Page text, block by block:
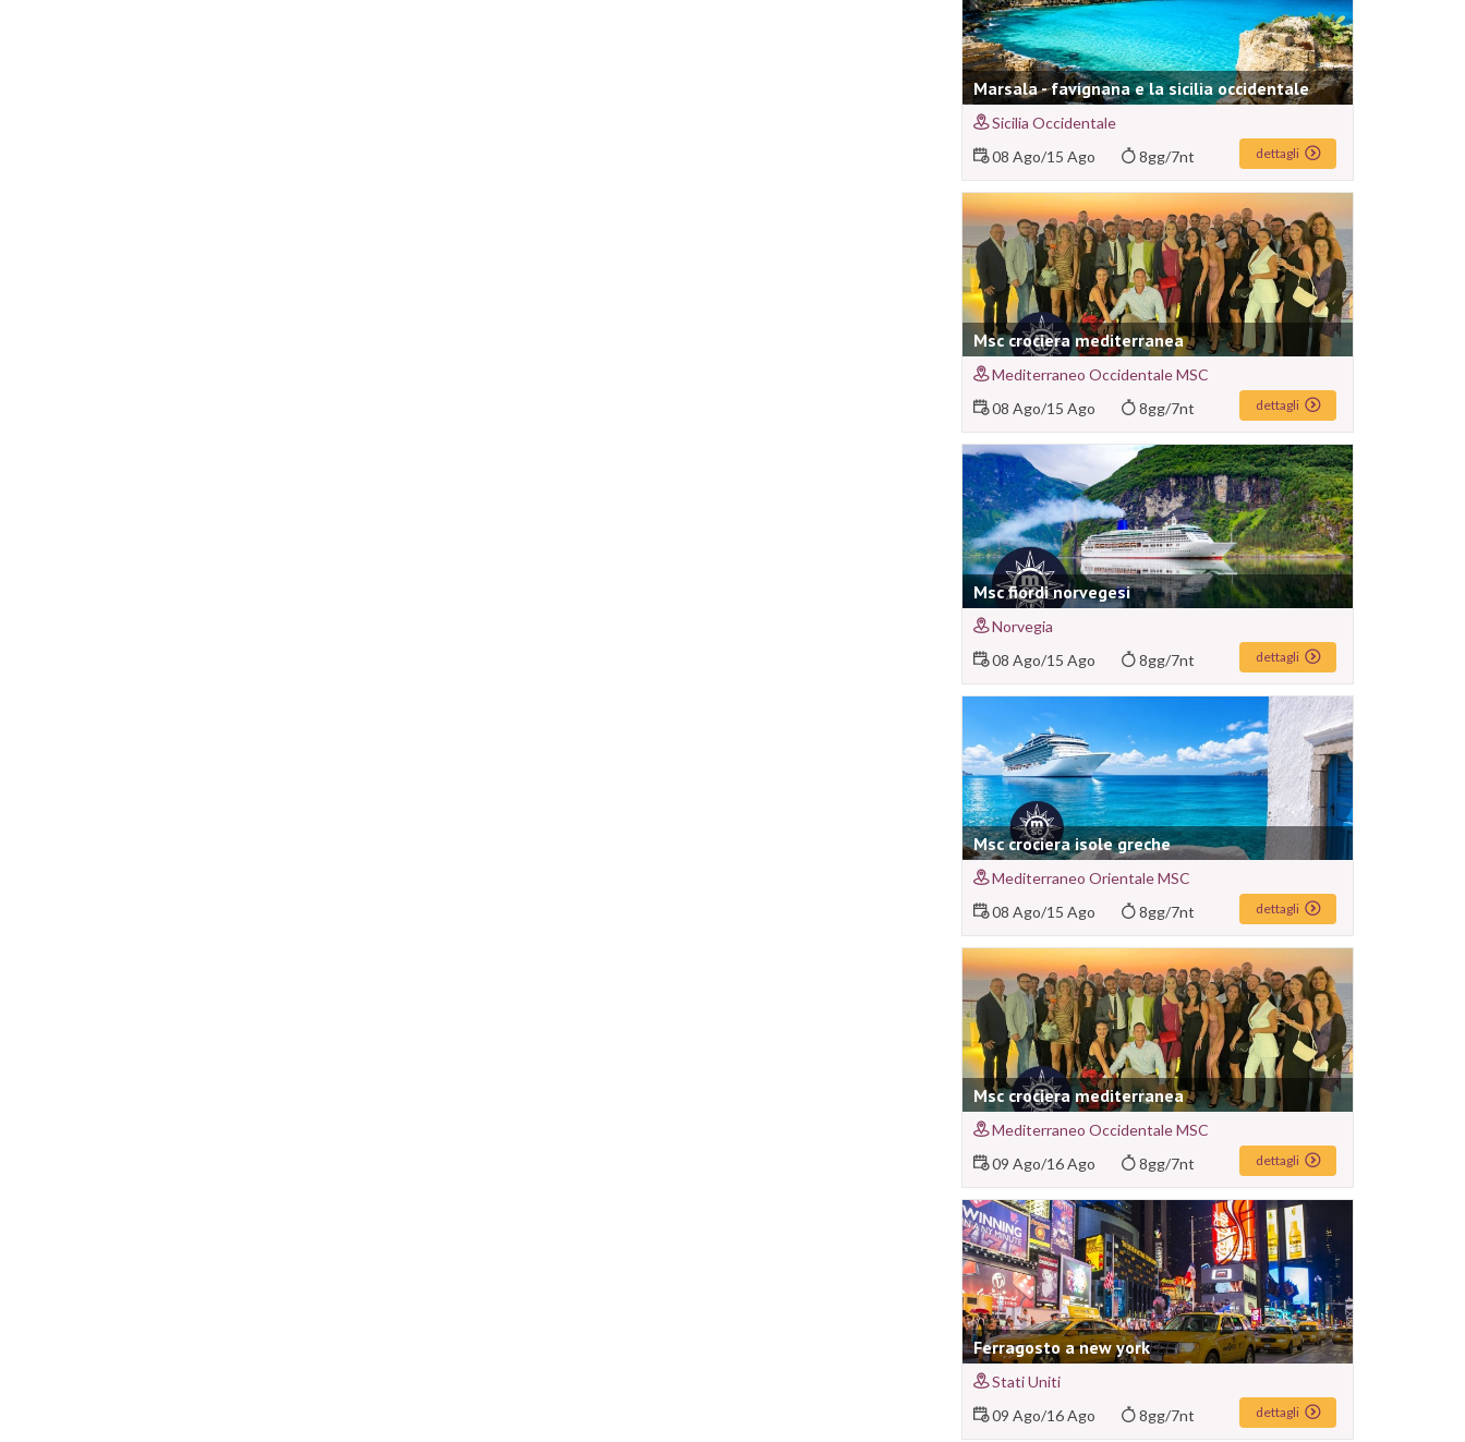
Marsala - favignana e la sicilia occidentale
Sicilia Occidentale
08 Ago/15 Ago 8gg/7nt dettagli
Msc crociera mediterranea
Mediterraneo Occidentale MSC
08 Ago/15 Ago 8gg/7nt dettagli
Msc fiordi norvegesi
Norvegia
08 Ago/15 Ago 8gg/7nt dettagli
Msc crociera isole greche
Mediterraneo Orientale MSC
08 Ago/15 Ago 8gg/7nt dettagli
Msc crociera mediterranea
Mediterraneo Occidentale MSC
09 Ago/16 Ago 8gg/7nt dettagli
Ferragosto a new york
Stati Uniti
09 Ago/16 Ago 8gg/7nt dettagli